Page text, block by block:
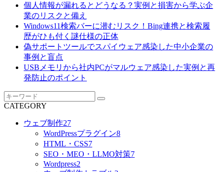
個人情報が漏れるとどうなる？実例と損害から学ぶ企
業のリスクと備え
Windows11検索バーに潜むリスク！Bing連携と検索履
歴がひも付く謎仕様の正体
偽サポートツールでスパイウェア感染した中小企業の
事例と盲点
USBメモリから社内PCがマルウェア感染した実例と再
発防止のポイント
CATEGORY
ウェブ制作27
WordPressプラグイン8
HTML・CSS7
SEO・MEO・LLMO対策7
Wordpress2